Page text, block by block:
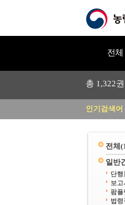
전체
총 1,322
인기검색어
전체
일반
단행
보고
팜플
법령